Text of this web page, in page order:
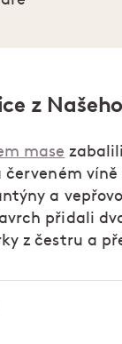
z
mase
červeném víně
a
přidali
z čestru a